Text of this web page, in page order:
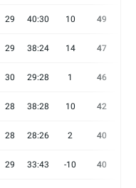
29 40:30 10 49
29 38:24 14 47
30 29:28 1 46
28 38:28 10 42
28 28:26 2 40
29 33:43 -10 40